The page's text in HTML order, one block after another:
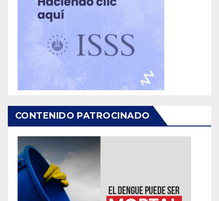
CONTENIDO PATROCINADO